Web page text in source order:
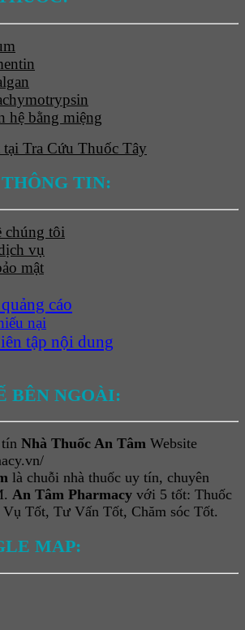
hệ bằng miệng
Tra Cứu Thuốc Tây
TIN:
chúng tôi
vụ
mật
cáo
nại
tập nội dung
BÊN NGOÀI:
Nhà Thuốc An Tâm Website
là chuỗi nhà thuốc uy tín, chuyên
An Tâm Pharmacy với 5 tốt: Thuốc
Tốt, Tư Vấn Tốt, Chăm sóc Tốt.
MAP: